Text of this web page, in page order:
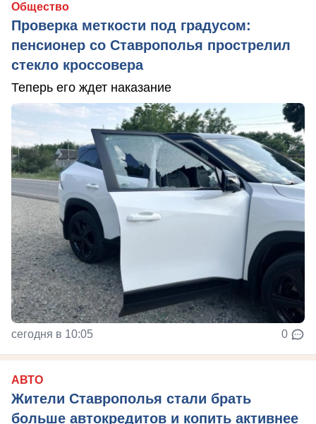
Общество
Проверка меткости под градусом:
пенсионер со Ставрополья прострелил
стекло кроссовера
Теперь его ждет наказание
сегодня в 10:05 0
АВТО
Жители Ставрополья стали брать
больше автокредитов и копить активнее